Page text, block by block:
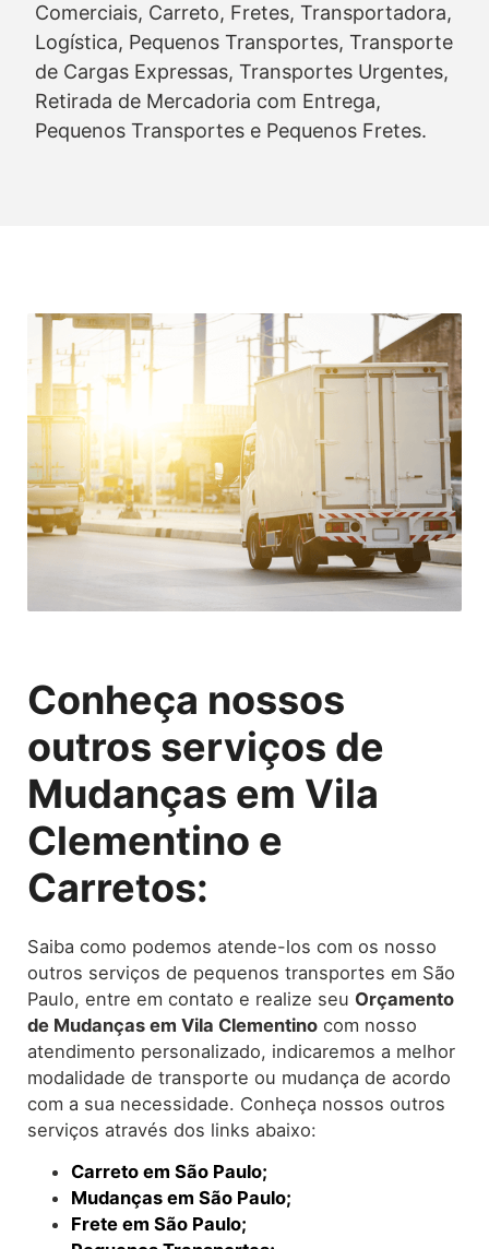
Comerciais, Carreto, Fretes, Transportadora,
Logística, Pequenos Transportes, Transporte
de Cargas Expressas, Transportes Urgentes,
Retirada de Mercadoria com Entrega,
Pequenos Transportes e Pequenos Fretes.
Conheça nossos
outros serviços de
Mudanças em Vila
Clementino e
Carretos:
Saiba como podemos atende-los com os nosso
outros serviços de pequenos transportes em São
Paulo, entre em contato e realize seu Orçamento
de Mudanças em Vila Clementino com nosso
atendimento personalizado, indicaremos a melhor
modalidade de transporte ou mudança de acordo
com a sua necessidade. Conheça nossos outros
serviços através dos links abaixo:
Carreto em São Paulo;
Mudanças em São Paulo;
Frete em São Paulo;